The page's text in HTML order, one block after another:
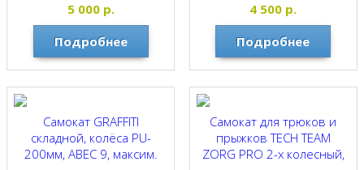
GRAFFITI
5 000р.
Подробнее
ФИОЛЕТОВЫЙ
GRAFFITI
4 500 р.
Подробнее
Самокат GRAFFITI
складной, колёса PU-
200мм, ABEC 9, максим.
Самокат для трюков и
прыжков TECH TEAM
ZORG PRO 2-х колесный,